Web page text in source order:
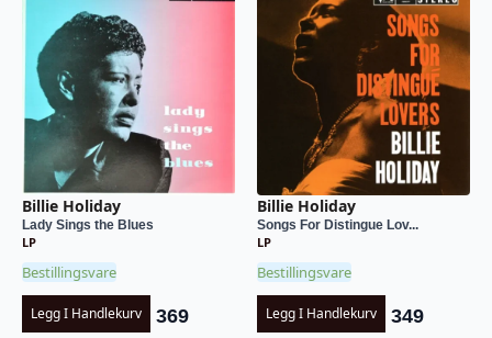
Billie Holiday
Lady Sings the Blues
LP
Bestillingsvare
Legg I Handlekurv 369
Billie Holiday
Songs For Distingue Lov...
LP
Bestillingsvare
Legg I Handlekurv 349